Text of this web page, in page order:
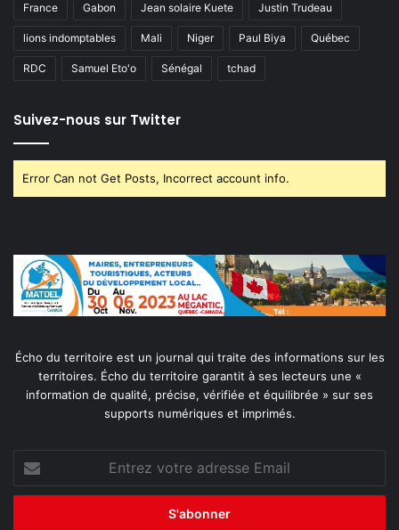
France Gabon Jean solaire Kuete Justin Trudeau
lions indomptables Mali Niger Paul Biya Québec
RDC Samuel Eto'o Sénégal tchad
Suivez-nous sur Twitter
Error Can not Get Posts, Incorrect account info.
Écho du territoire est un journal qui traite des informations sur les
territoires. Écho du territoire garantit à ses lecteurs une «
information de qualité, précise, vérifiée et équilibrée » sur ses
supports numériques et imprimés.
votre
adresse